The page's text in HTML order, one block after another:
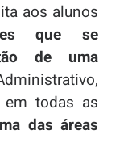
aos alunos
que se
de uma
em todas as
das áreas